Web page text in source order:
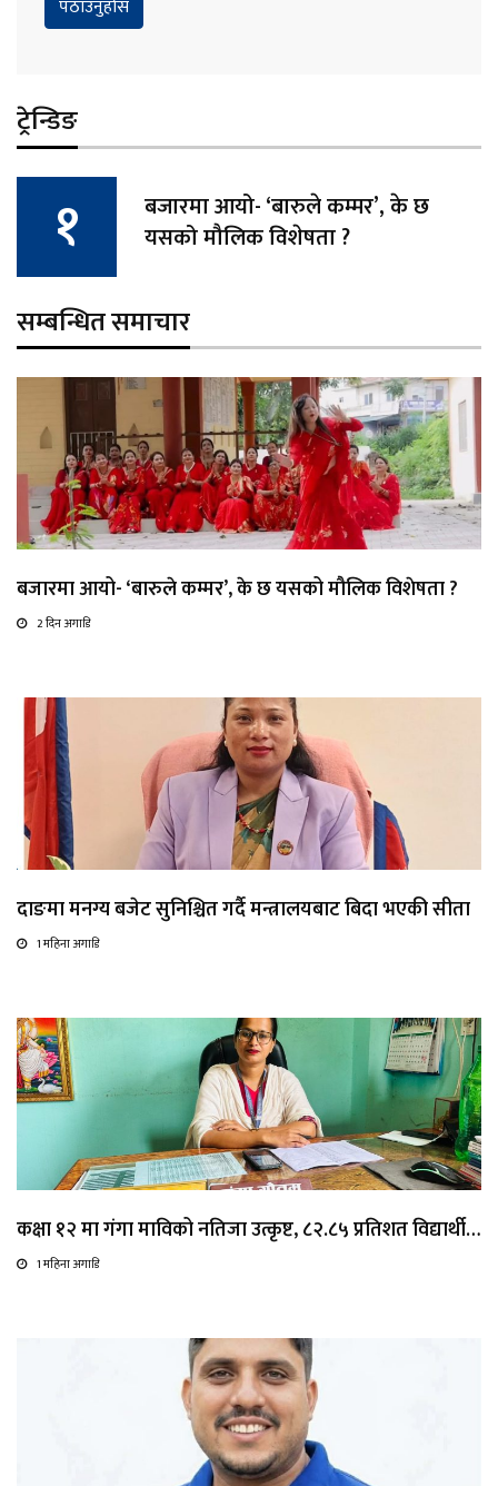
ट्रेन्डिङ
बजारमा आयो- ‘बारुले कम्मर’, के छ
यसको मौलिक विशेषता ?
सम्बन्धित समाचार
बजारमा आयो- ‘बारुले कम्मर’, के छ यसको मौलिक विशेषता ?
2 दिन अगाडि
दाङमा मनग्य बजेट सुनिश्चित गर्दै मन्त्रालयबाट बिदा भएकी सीता
1 महिना अगाडि
कक्षा १२ मा गंगा माविको नतिजा उत्कृष्ट, ८२.८५ प्रतिशत विद्यार्थी…
1 महिना अगाडि